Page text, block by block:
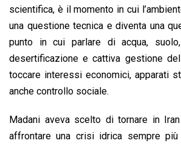
scientifica, è il momento in cui
una questione tecnica e diventa una
punto in cui parlare di acqua,
desertificazione e cattiva gestione
toccare interessi economici, apparati
anche controllo sociale.
Madani aveva scelto di tornare in
affrontare una crisi idrica sempre